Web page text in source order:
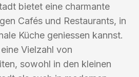
bietet eine charmante
Cafés und Restaurants, in
Küche geniessen kannst.
Vielzahl von
sowohl in den kleinen